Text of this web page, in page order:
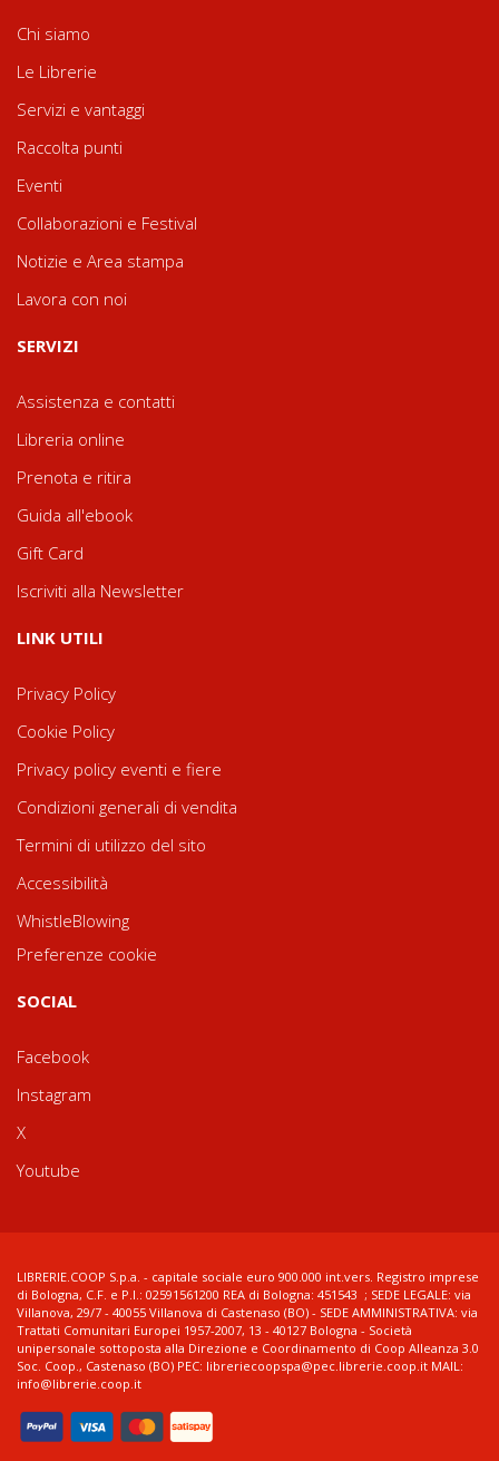
Chi siamo
Le Librerie
Servizi e vantaggi
Raccolta punti
Eventi
Collaborazioni e Festival
Notizie e Area stampa
Lavora con noi
SERVIZI
Assistenza e contatti
Libreria online
Prenota e ritira
Guida all'ebook
Gift Card
Iscriviti alla Newsletter
LINK UTILI
Privacy Policy
Cookie Policy
Privacy policy eventi e fiere
Condizioni generali di vendita
Termini di utilizzo del sito
Accessibilità
WhistleBlowing
Preferenze cookie
SOCIAL
Facebook
Instagram
X
Youtube
LIBRERIE.COOP S.p.a. - capitale sociale euro 900.000 int.vers. Registro imprese
di Bologna, C.F. e P.I.: 02591561200 REA di Bologna: 451543 ; SEDE LEGALE: via
Villanova, 29/7 - 40055 Villanova di Castenaso (BO) - SEDE AMMINISTRATIVA: via
Trattati Comunitari Europei 1957-2007, 13 - 40127 Bologna - Società
unipersonale sottoposta alla Direzione e Coordinamento di Coop Alleanza 3.0
Soc. Coop., Castenaso (BO) PEC: libreriecoopspa@pec.librerie.coop.it MAIL:
info@librerie.coop.it